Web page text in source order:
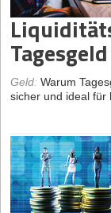
Geld: Warum
sicher und ideal für